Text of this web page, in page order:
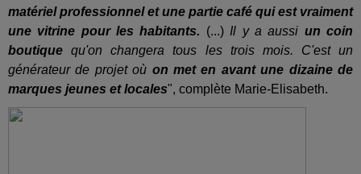
matériel professionnel et une partie café qui est vraiment
une vitrine pour les habitants. (...) Il y a aussi un coin
boutique qu'on changera tous les trois mois. C'est un
générateur de projet où on met en avant une dizaine de
marques jeunes et locales", complète Marie-Elisabeth.